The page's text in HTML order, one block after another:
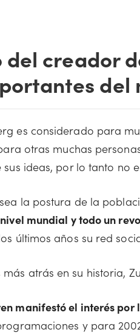
del creador
del
es considerado para
otras muchas
ideas, por lo tanto no
la postura de la
mundial y todo un
últimos años su red
atrás en su historia,
manifestó el interés
y para